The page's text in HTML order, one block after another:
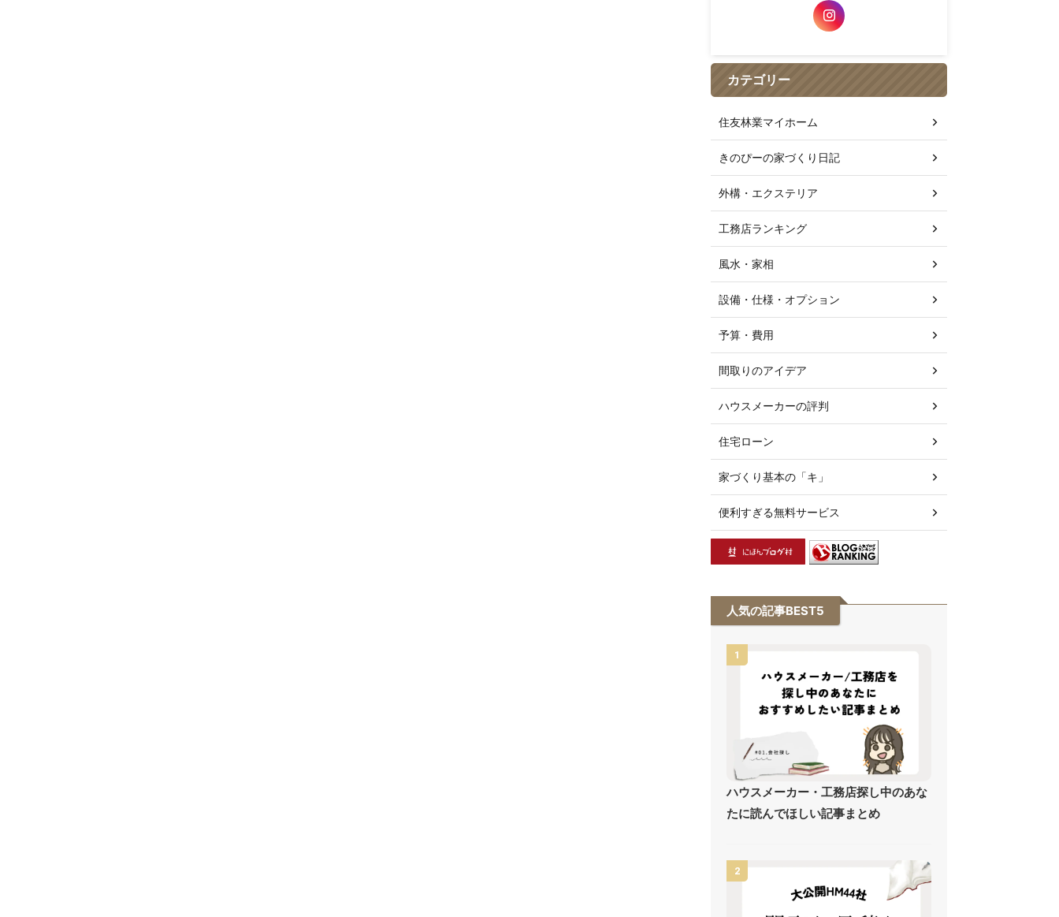
カテゴリー
住友林業マイホーム
きのぴーの家づくり日記
外構・エクステリア
工務店ランキング
風水・家相
設備・仕様・オプション
予算・費用
間取りのアイデア
ハウスメーカーの評判
住宅ローン
家づくり基本の「キ」
便利すぎる無料サービス
人気の記事BEST5
1
ハウスメーカー・工務店探し中のあな
たに読んでほしい記事まとめ
2